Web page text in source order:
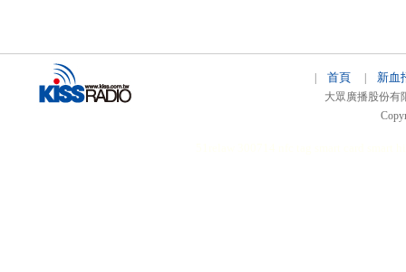
首頁 新血
大眾廣播股份有